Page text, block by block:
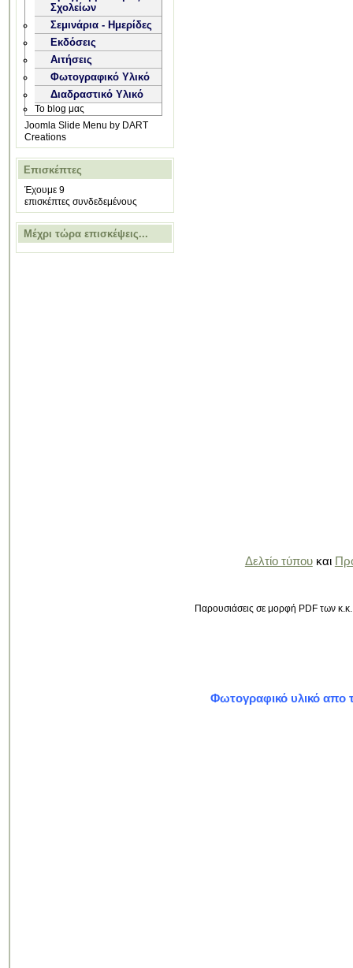
Σχολείων
Σεμινάρια - Ημερίδες
Εκδόσεις
Αιτήσεις
Φωτογραφικό Υλικό
Διαδραστικό Υλικό
Το blog μας
Joomla Slide Menu by DART
Creations
Επισκέπτες
Έχουμε 9
επισκέπτες συνδεδεμένους
Μέχρι τώρα επισκέψεις...
Δελτίο τύπουκαι
Παρουσιάσεις σε μορφή PDF των κ.κ.
Φωτογραφικό υλικό απο